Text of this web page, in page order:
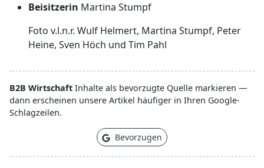
Beisitzerin Martina Stumpf
Foto v.l.n.r. Wulf Helmert, Martina Stumpf, Peter
Heine, Sven Höch und Tim Pahl
B2B Wirtschaft Inhalte als bevorzugte Quelle markieren —
dann erscheinen unsere Artikel häufiger in Ihren Google-
Schlagzeilen.
Bevorzugen